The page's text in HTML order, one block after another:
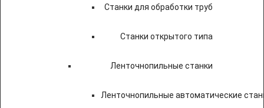
Станки для обработки труб
Станки открытого типа
Ленточнопильные станки
Ленточнопильные автоматические